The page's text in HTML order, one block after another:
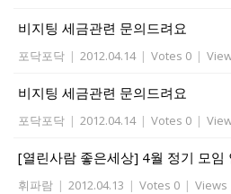
비지팅 세금관련 문의드려요
포닥포닥 | 2012.04.14 | Votes 0 |
비지팅 세금관련 문의드려요
포닥포닥 | 2012.04.14 | Votes 0 |
[열린사람 좋은세상] 4월 정기 모임
휘파람 | 2012.04.13 | Votes 0 | Views